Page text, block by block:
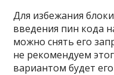
Для избежания
введения пин кода
можно снять его
не рекомендуем
вариантом будет